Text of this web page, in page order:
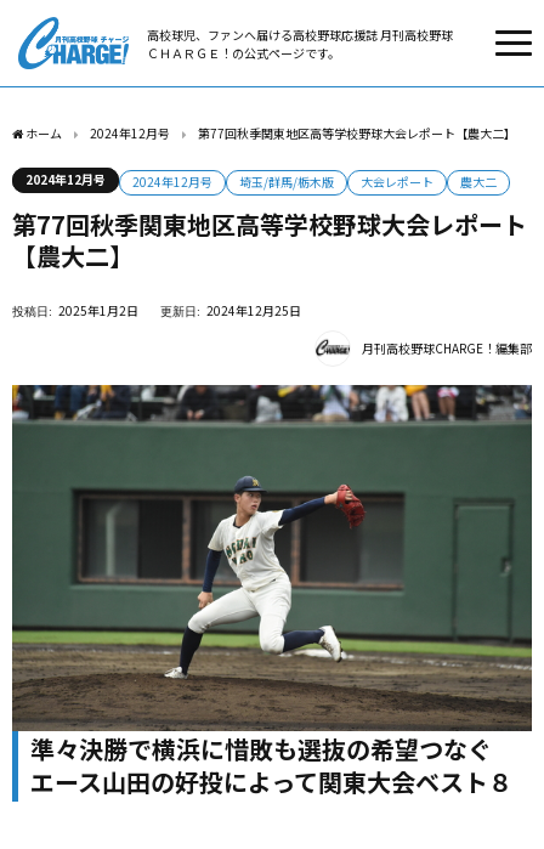
高校球児、ファンへ届ける高校野球応援誌 月刊高校野球
ＣＨＡＲＧＥ！の公式ページです。
ホーム 2024年12月号 第77回秋季関東地区高等学校野球大会レポート【農大二】
2024年12月号 2024年12月号 埼玉/群馬/栃木版 大会レポート 農大二
第77回秋季関東地区高等学校野球大会レポート
【農大二】
2025年1月2日 2024年12月25日
月刊高校野球CHARGE！編集部
準々決勝で横浜に惜敗も選抜の希望つなぐ
エース山田の好投によって関東大会ベスト８